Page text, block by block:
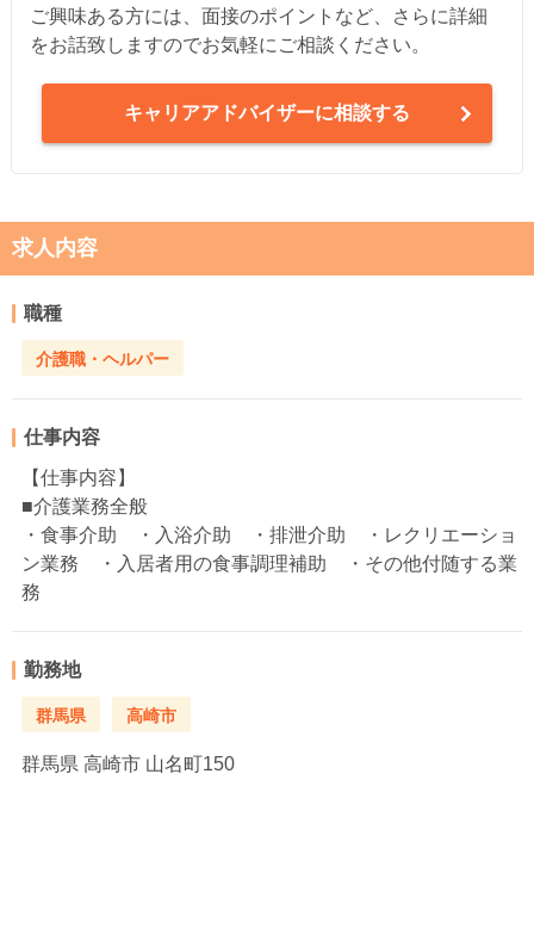
ご興味ある方には、面接のポイントなど、さらに詳細
をお話致しますのでお気軽にご相談ください。
キャリアアドバイザーに相談する
求人内容
職種
介護職・ヘルパー
仕事内容
【仕事内容】
■介護業務全般
・食事介助 ・入浴介助 ・排泄介助 ・レクリエーショ
ン業務 ・入居者用の食事調理補助 ・その他付随する業
務
勤務地
群馬県 高崎市
群馬県 高崎市 山名町150